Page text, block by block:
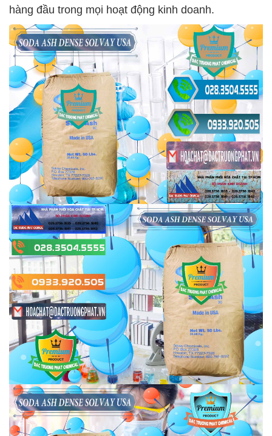
hàng đầu trong mọi hoạt động kinh doanh.